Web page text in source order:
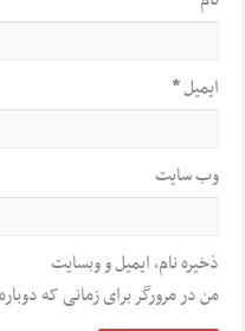
ایمیل*
وب‌ سایت
ذخیره نام، ایمیل و وبسایت
من در مرورگر برای زمانی که